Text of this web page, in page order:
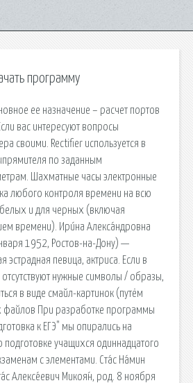
программу
ее назначение – расчет портов
вас интересуют вопросы
своими. Rectifier используется в
по заданным
Шахматные часы электронные
любого контроля времени на всю
и для черных (включая
времени). Ири́на Алекса́ндровна
1952, Ростов-на-Дону) —
эстрадная певица, актриса. Если в
нужные символы / образы,
в виде смайл-картинок (путём
файлов При разработке программы
к ЕГЭ" мы опирались на
подготовке учащихся одиннадцатого
с элементами. Ста́с На́мин
Алексе́евич Микоя́н, род. 8 ноября